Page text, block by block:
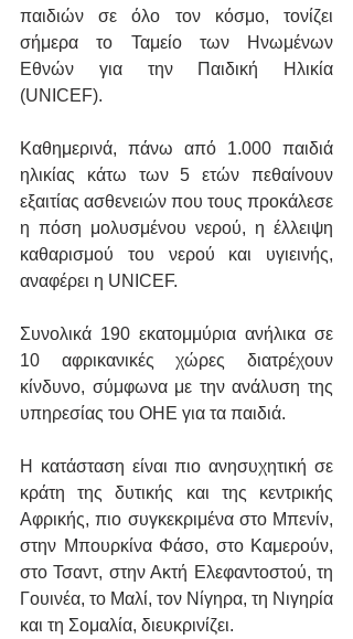
παιδιών σε όλο τον κόσμο, τονίζει
σήμερα το Ταμείο των Ηνωμένων
Εθνών για την Παιδική Ηλικία
(UNICEF).
Καθημερινά, πάνω από 1.000 παιδιά
ηλικίας κάτω των 5 ετών πεθαίνουν
εξαιτίας ασθενειών που τους προκάλεσε
η πόση μολυσμένου νερού, η έλλειψη
καθαρισμού του νερού και υγιεινής,
αναφέρει η UNICEF.
Συνολικά 190 εκατομμύρια ανήλικα σε
10 αφρικανικές χώρες διατρέχουν
κίνδυνο, σύμφωνα με την ανάλυση της
υπηρεσίας του ΟΗΕ για τα παιδιά.
Η κατάσταση είναι πιο ανησυχητική σε
κράτη της δυτικής και της κεντρικής
Αφρικής, πιο συγκεκριμένα στο Μπενίν,
στην Μπουρκίνα Φάσο, στο Καμερούν,
στο Τσαντ, στην Ακτή Ελεφαντοστού, τη
Γουινέα, το Μαλί, τον Νίγηρα, τη Νιγηρία
και τη Σομαλία, διευκρινίζει.